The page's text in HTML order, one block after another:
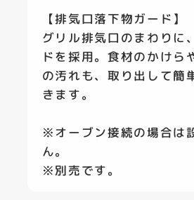
【排気口落下物ガード】
グリル排気口のまわりに
ドを採用。食材のかけら
の汚れも、取り出して簡
きます。
※オーブン接続の場合は
ん。
※別売です。